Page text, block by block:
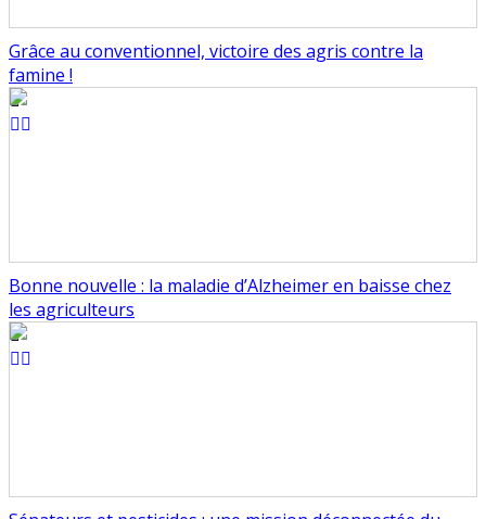
Grâce au conventionnel, victoire des agris contre la
famine !
Bonne nouvelle : la maladie d’Alzheimer en baisse chez
les agriculteurs